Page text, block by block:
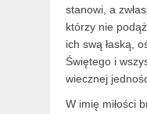
stanowi, a
którzy nie
ich swą łaską,
Świętego i
wiecznej
W imię miłości